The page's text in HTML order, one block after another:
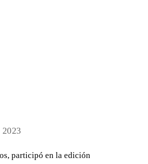
participó en la edición